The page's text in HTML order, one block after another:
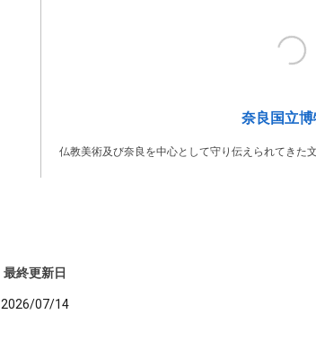
奈良国立
仏教美術及び奈良を中心として守り伝えられてきた
最終更新日
2026/07/14